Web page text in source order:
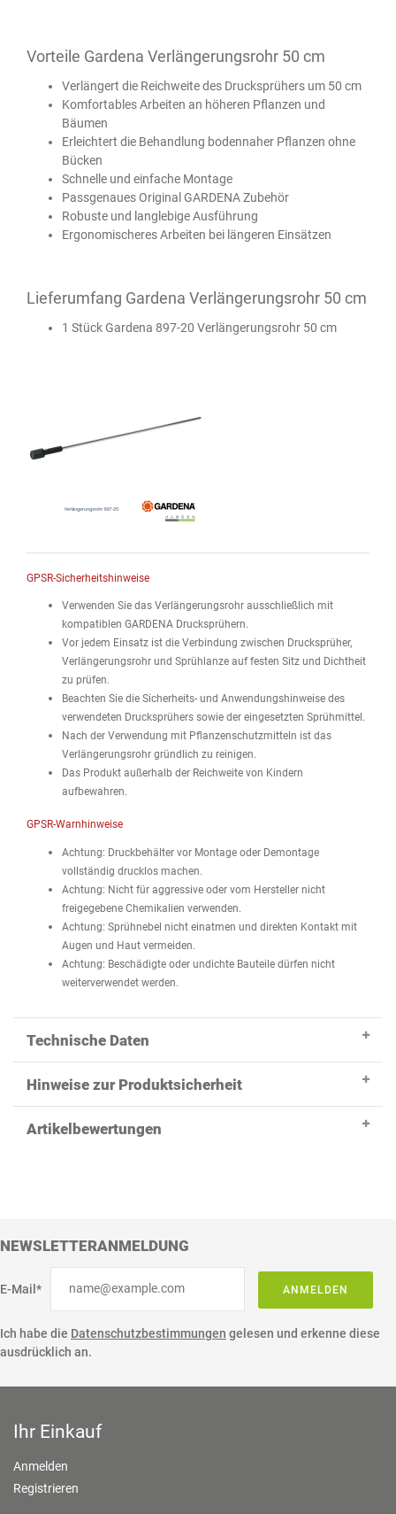
Vorteile Gardena Verlängerungsrohr 50 cm
Verlängert die Reichweite des Drucksprühers um 50 cm
Komfortables Arbeiten an höheren Pflanzen und
Bäumen
Erleichtert die Behandlung bodennaher Pflanzen ohne
Bücken
Schnelle und einfache Montage
Passgenaues Original GARDENA Zubehör
Robuste und langlebige Ausführung
Ergonomischeres Arbeiten bei längeren Einsätzen
Lieferumfang Gardena Verlängerungsrohr 50 cm
1 Stück Gardena 897-20 Verlängerungsrohr 50 cm
GPSR-Sicherheitshinweise
Verwenden Sie das Verlängerungsrohr ausschließlich mit
kompatiblen GARDENA Drucksprühern.
Vor jedem Einsatz ist die Verbindung zwischen Drucksprüher,
Verlängerungsrohr und Sprühlanze auf festen Sitz und Dichtheit
zu prüfen.
Beachten Sie die Sicherheits- und Anwendungshinweise des
verwendeten Drucksprühers sowie der eingesetzten Sprühmittel.
Nach der Verwendung mit Pflanzenschutzmitteln ist das
Verlängerungsrohr gründlich zu reinigen.
Das Produkt außerhalb der Reichweite von Kindern
aufbewahren.
GPSR-Warnhinweise
Achtung: Druckbehälter vor Montage oder Demontage
vollständig drucklos machen.
Achtung: Nicht für aggressive oder vom Hersteller nicht
freigegebene Chemikalien verwenden.
Achtung: Sprühnebel nicht einatmen und direkten Kontakt mit
Augen und Haut vermeiden.
Achtung: Beschädigte oder undichte Bauteile dürfen nicht
weiterverwendet werden.
Technische Daten
Hinweise zur Produktsicherheit
Artikelbewertungen
NEWSLETTERANMELDUNG
E-Mail* ANMELDEN
Ich habe die Datenschutzbestimmungen gelesen und erkenne diese
ausdrücklich an.
Ihr Einkauf
Anmelden
Registrieren